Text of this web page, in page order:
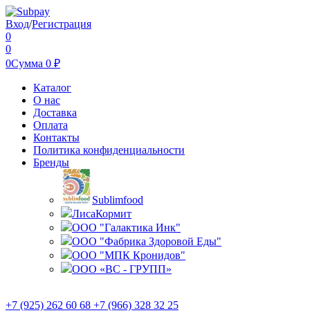
Вход/Регистрация
0
0
0Сумма 0 ₽
Каталог
О нас
Доставка
Оплата
Контакты
Политика конфиденциальности
Бренды
Sublimfood
ЛисаКормит
ООО "Галактика Инк"
ООО "Фабрика Здоровой Еды"
ООО "МПК Кронидов"
ООО «ВС - ГРУПП»
+7 (925) 262 60 68 +7 (966) 328 32 25